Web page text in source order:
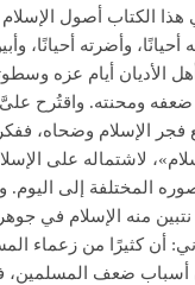
هذا الكتاب أصول
أحيانًا، وأضرته أحيانًا،
الأديان أيام عزه
ضعفه ومحنته. واقتُرح
فجر الإسلام وضحاه،
لاشتماله على
المختلفة إلى
منه الإسلام في
أن كثيرًا من زعماء
أسباب ضعف المسلمين،